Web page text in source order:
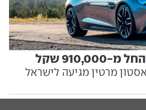
שקל
מרטין מגיעה לישראל
ההזמנות נפתחו ללקוחות,